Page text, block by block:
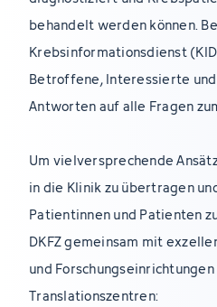
behandelt werden können.
Krebsinformationsdienst
Betroffene, Interessierte
Antworten auf alle Fragen
Um vielversprechende
in die Klinik zu übertragen
Patientinnen und Patienten
DKFZ gemeinsam mit
und
Translationszentren: